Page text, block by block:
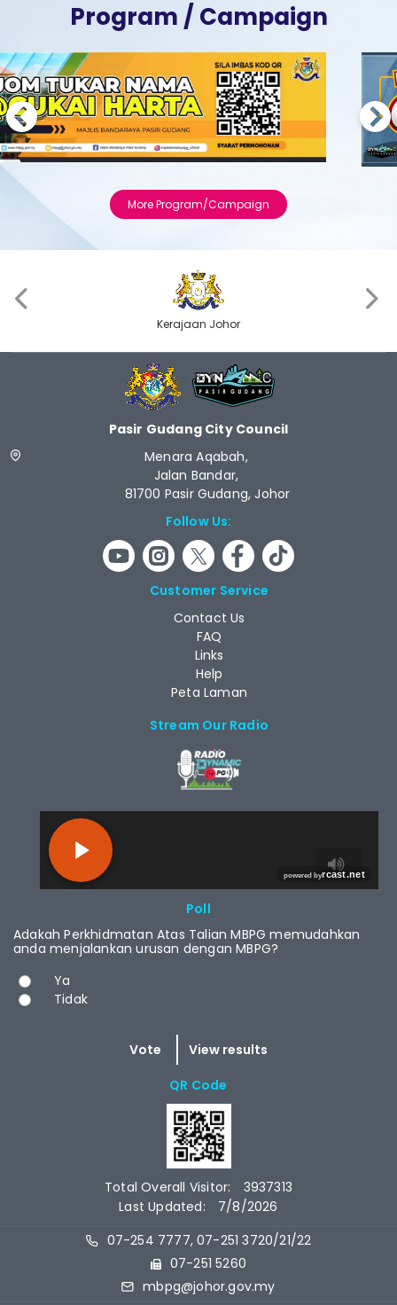
Program / Campaign
Next
More Program/Campaign
Kerajaan Johor
Pasir Gudang City Council
Menara Aqabah,
Jalan Bandar,
81700 Pasir Gudang, Johor
Follow Us:
Customer Service
Contact Us
FAQ
Links
Help
Peta Laman
Stream Our Radio
Poll
Adakah Perkhidmatan Atas Talian MBPG memudahkan
anda menjalankan urusan dengan MBPG?
Choices
Ya
Tidak
QR Code
Total Overall Visitor:
3937313
Last Updated:
7/8/2026
07-254 7777, 07-251 3720/21/22
07-251 5260
mbpg@johor.gov.my